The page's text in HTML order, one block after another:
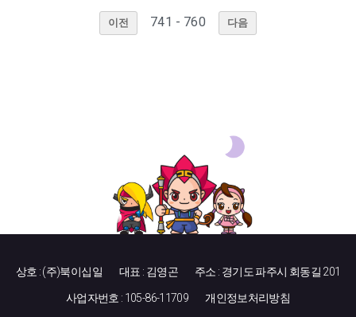
이전 741 - 760 다음
상호 : (주)북이십일 대표 : 김영곤 주소 : 경기도 파주시 회동길 201
사업자번호 : 105-86-11709 개인정보처리방침